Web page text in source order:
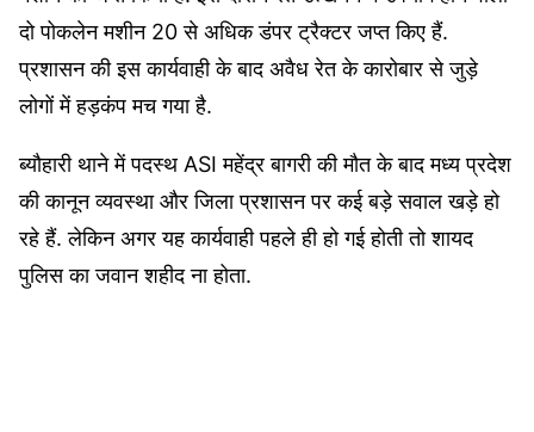
दो पोकलेन मशीन 20 से अधिक डंपर ट्रैक्टर जप्त किए हैं.
प्रशासन की इस कार्यवाही के बाद अवैध रेत के कारोबार से जुड़े
लोगों में हड़कंप मच गया है.
ब्यौहारी थाने में पदस्थ ASI महेंद्र बागरी की मौत के बाद मध्य प्रदेश
की कानून व्यवस्था और जिला प्रशासन पर कई बड़े सवाल खड़े हो
रहे हैं. लेकिन अगर यह कार्यवाही पहले ही हो गई होती तो शायद
पुलिस का जवान शहीद ना होता.